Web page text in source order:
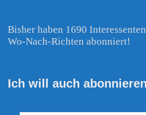
Bisher haben 1690 Interessenten
Wo-Nach-Richten abonniert!
Ich will auch